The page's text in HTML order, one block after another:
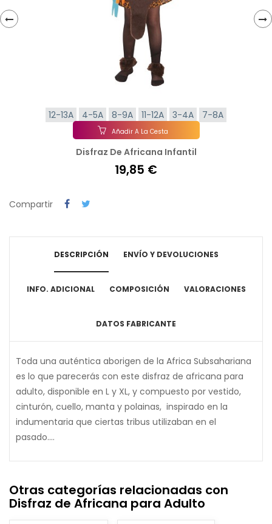
12-13A 4-5A 8-9A 11-12A 3-4A 7-8A
Añadir A La Cesta
Disfraz De Africana Infantil
19,85 €
Compartir
DESCRIPCIÓN ENVÍO Y DEVOLUCIONES
INFO. ADICIONAL COMPOSICIÓN VALORACIONES
DATOS FABRICANTE
Toda una auténtica aborigen de la Africa Subsahariana
es lo que parecerás con este disfraz de africana para
adulto, disponible en L y XL, y compuesto por vestido,
cinturón, cuello, manta y polainas, inspirado en la
indumentaria que ciertas tribus utilizaban en el
pasado....
Otras categorías relacionadas con
Disfraz de Africana para Adulto